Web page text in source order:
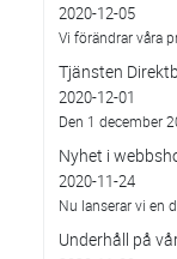
2020-12-05
Vi förändrar våra
Tjänsten
2020-12-01
Den 1 december
Nyhet i
2020-11-24
Nu lanserar vi en
Underhåll på